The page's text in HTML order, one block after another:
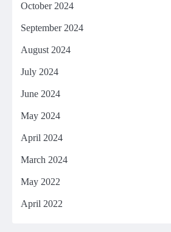
October 2024
September 2024
August 2024
July 2024
June 2024
May 2024
April 2024
March 2024
May 2022
April 2022